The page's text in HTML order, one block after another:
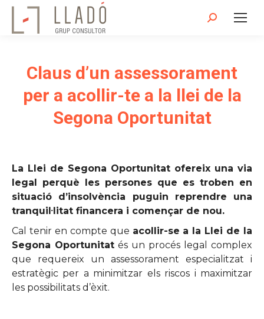
Search:
Claus d’un assessorament
per a acollir-te a la llei de la
Segona Oportunitat
La Llei de Segona Oportunitat ofereix una via
legal perquè les persones que es troben en
situació d’insolvència puguin reprendre una
tranquil·litat financera i començar de nou.
Cal tenir en compte que acollir-se a la Llei de la
Segona Oportunitat és un procés legal complex
que requereix un assessorament especialitzat i
estratègic per a minimitzar els riscos i maximitzar
les possibilitats d’èxit.